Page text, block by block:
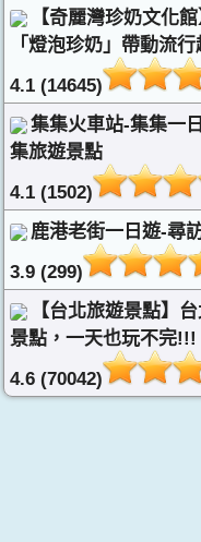
【奇麗灣珍奶文化
「燈泡珍奶」帶動流行
4.1 (14645)
集集火車站-集集一
集旅遊景點
4.1 (1502)
鹿港老街一日遊-尋
3.9 (299)
【台北旅遊景點】
景點，一天也玩不完!!!
4.6 (70042)